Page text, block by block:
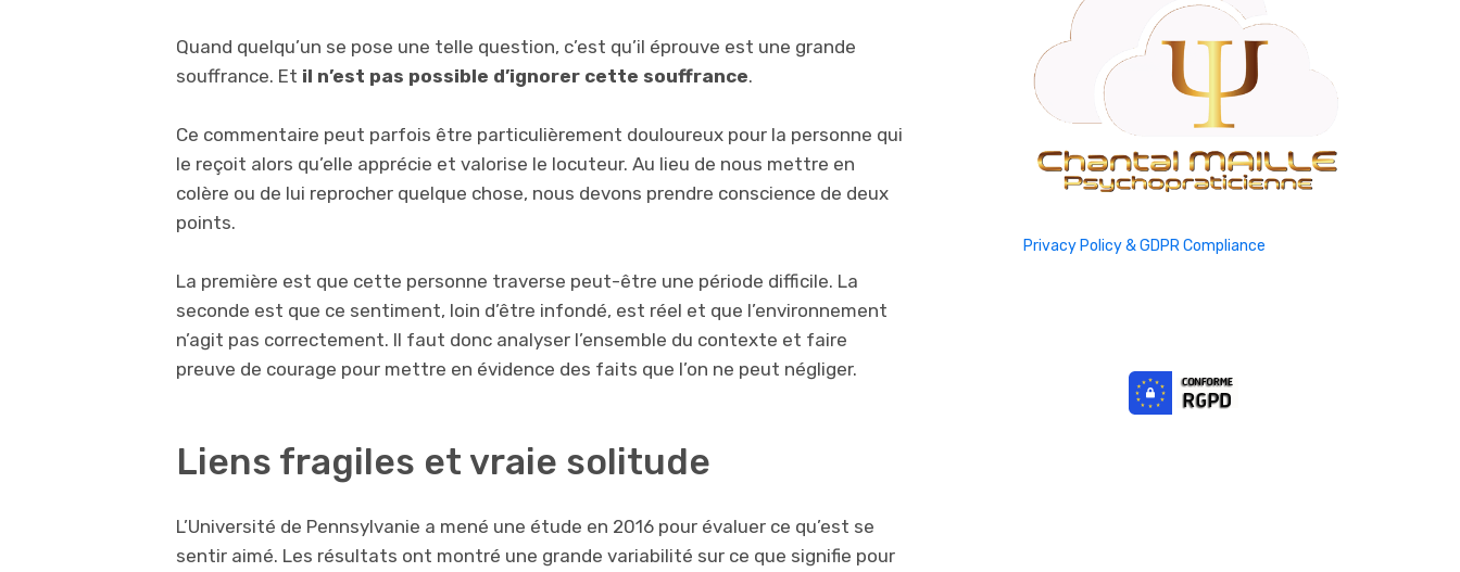
Quand quelqu’un se pose une telle question, c’est qu’il éprouve est une grande
souffrance. Et il n’est pas possible d’ignorer cette souffrance.
Ce commentaire peut parfois être particulièrement douloureux pour la personne qui
le reçoit alors qu’elle apprécie et valorise le locuteur. Au lieu de nous mettre en
colère ou de lui reprocher quelque chose, nous devons prendre conscience de deux
points.
La première est que cette personne traverse peut-être une période difficile. La
seconde est que ce sentiment, loin d’être infondé, est réel et que l’environnement
n’agit pas correctement. Il faut donc analyser l’ensemble du contexte et faire
preuve de courage pour mettre en évidence des faits que l’on ne peut négliger.
Liens fragiles et vraie solitude
L’Université de Pennsylvanie a mené une étude en 2016 pour évaluer ce qu’est se
sentir aimé. Les résultats ont montré une grande variabilité sur ce que signifie pour
Privacy Policy & GDPR Compliance